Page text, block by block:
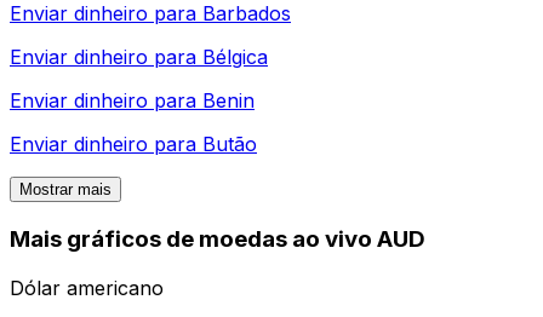
Enviar dinheiro para Barbados
Enviar dinheiro para Bélgica
Enviar dinheiro para Benin
Enviar dinheiro para Butão
Mostrar mais
Mais gráficos de moedas ao vivo AUD
Dólar americano